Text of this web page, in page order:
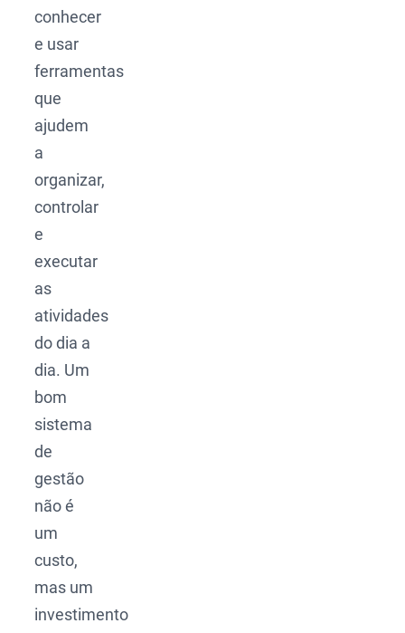
conhecer
e usar
ferramentas
que
ajudem
a
organizar,
controlar
e
executar
as
atividades
do dia a
dia. Um
bom
sistema
de
gestão
não é
um
custo,
mas um
investimento